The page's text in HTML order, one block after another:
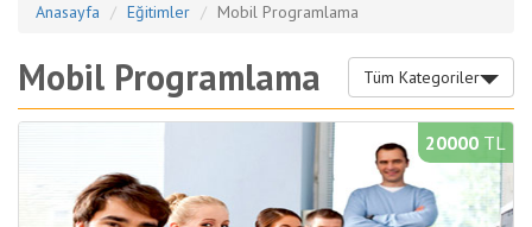
Anasayfa Eğitimler Mobil Programlama
Tüm Kategoriler
Mobil Programlama
20000 TL